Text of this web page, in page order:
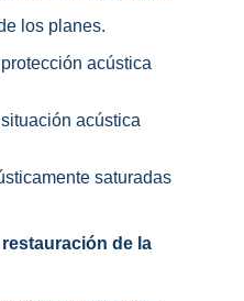
los planes.
acústica
acústica
saturadas
de la